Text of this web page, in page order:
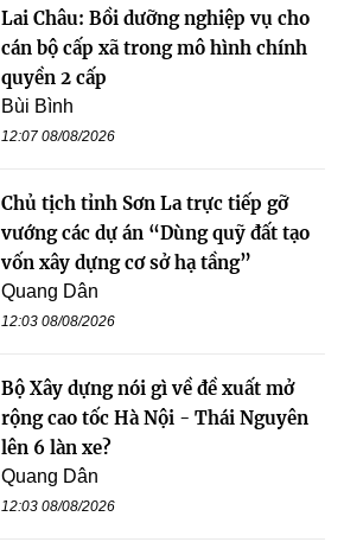
Lai Châu: Bồi dưỡng nghiệp vụ cho
cán bộ cấp xã trong mô hình chính
quyền 2 cấp
Bùi Bình
12:07 08/08/2026
Chủ tịch tỉnh Sơn La trực tiếp gỡ
vướng các dự án “Dùng quỹ đất tạo
vốn xây dựng cơ sở hạ tầng”
Quang Dân
12:03 08/08/2026
Bộ Xây dựng nói gì về đề xuất mở
rộng cao tốc Hà Nội - Thái Nguyên
lên 6 làn xe?
Quang Dân
12:03 08/08/2026